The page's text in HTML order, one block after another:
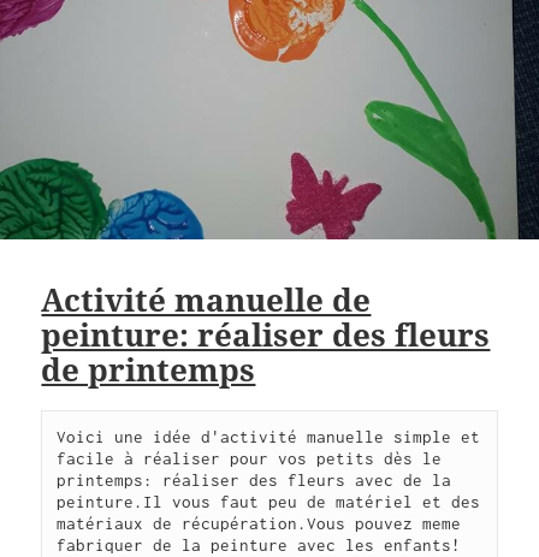
Activité manuelle de
peinture: réaliser des fleurs
de printemps
Voici une idée d'activité manuelle simple et
facile à réaliser pour vos petits dès le
printemps: réaliser des fleurs avec de la
peinture.Il vous faut peu de matériel et des
matériaux de récupération.Vous pouvez meme
fabriquer de la peinture avec les enfants!